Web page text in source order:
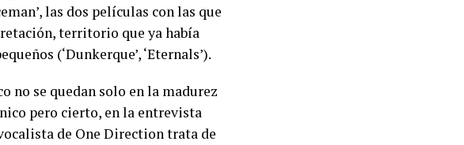
las dos películas con las que
territorio que ya había
(‘Dunkerque’, ‘Eternals’).
no se quedan solo en la madurez
pero cierto, en la entrevista
de One Direction trata de